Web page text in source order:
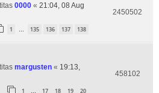
0000 « 21:04, 08 Aug
1 … 135 136 137 138
2450502
margusten « 19:13,
1 … 17 18 19 20
458102